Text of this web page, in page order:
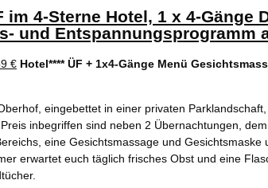
4-Sterne Hotel, 1 x 4-Gänge
und Entspannungsprogramm
Hotel**** ÜF + 1x4-Gänge Menü
eingebettet in einer privaten
inbegriffen sind neben 2 Übernachtungen,
eine Gesichtsmassage und Gesichtsmaske
erwartet euch täglich frisches Obst und eine